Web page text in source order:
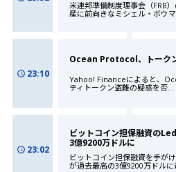
米連邦準備制度理事会（FRB
産に前向きなミシェル・ボウ
23:10
Ocean Protocol、トーク
Yahoo! Financeによると、
ティトークン盗難の疑惑を否
23:02
ビットコイン担保融資の
3億9200万ドルに
ビットコイン担保融資を手が
が過去最高の3億9200万ドルに